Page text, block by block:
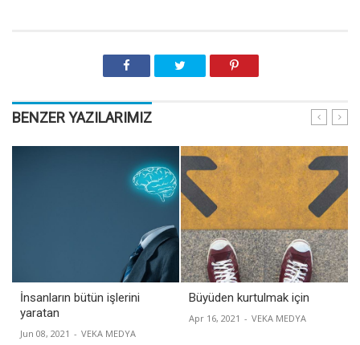
BENZER YAZILARIMIZ
İnsanların bütün işlerini
yaratan
Jun 08, 2021 - VEKA MEDYA
Büyüden kurtulmak için
Apr 16, 2021 - VEKA MEDYA